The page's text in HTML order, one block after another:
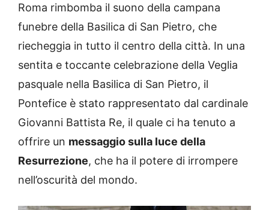
Roma rimbomba il suono della campana
funebre della Basilica di San Pietro, che
riecheggia in tutto il centro della città. In una
sentita e toccante celebrazione della Veglia
pasquale nella Basilica di San Pietro, il
Pontefice è stato rappresentato dal cardinale
Giovanni Battista Re, il quale ci ha tenuto a
offrire un messaggio sulla luce della
Resurrezione, che ha il potere di irrompere
nell’oscurità del mondo.